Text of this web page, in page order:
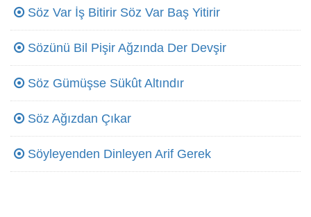
Söz Var İş Bitirir Söz Var Baş Yitirir
Sözünü Bil Pişir Ağzında Der Devşir
Söz Gümüşse Sükût Altındır
Söz Ağızdan Çıkar
Söyleyenden Dinleyen Arif Gerek